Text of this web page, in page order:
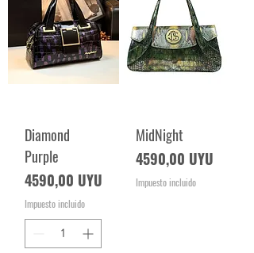
Diamond
Purple
Precio
4590,00 UYU
Impuesto incluido
MidNight
Precio
4590,00 UYU
Impuesto incluido